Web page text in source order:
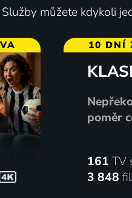
Služby můžete kdykoli
10 DNÍ
poměr
161 TV
3 848